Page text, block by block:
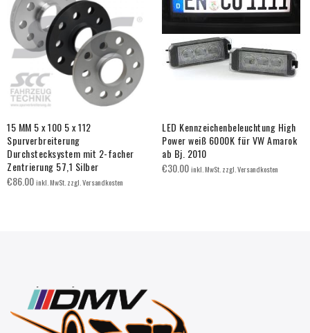
15 MM 5 x 100 5 x 112
Spurverbreiterung
Durchstecksystem mit 2-facher
Zentrierung 57,1 Silber
€86.00inkl. MwSt. zzgl. Versandkosten
LED Kennzeichenbeleuchtung High
Power weiß 6000K für VW Amarok
ab Bj. 2010
€30.00inkl. MwSt. zzgl. Versandkosten